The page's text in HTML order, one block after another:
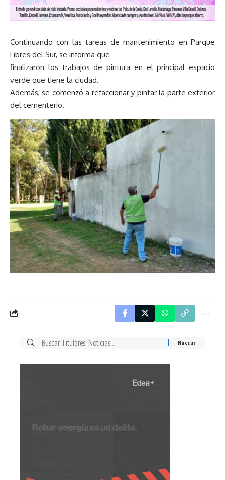
Continuando con las tareas de mantenimiento en Parque
Libres del Sur, se informa que
finalizaron los trabajos de pintura en el principal espacio
verde que tiene la ciudad.
Además, se comenzó a refaccionar y pintar la parte exterior
del cementerio.
Buscar